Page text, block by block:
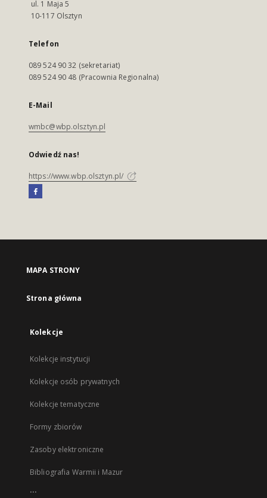
ul. 1 Maja 5
10-117 Olsztyn
Telefon
089 524 90 32 (sekretariat)
089 524 90 48 (Pracownia Regionalna)
E-Mail
wmbc@wbp.olsztyn.pl
Odwiedź nas!
https://www.wbp.olsztyn.pl/
MAPA STRONY
Strona główna
Kolekcje
Kolekcje instytucji
Kolekcje osób prywatnych
Kolekcje tematyczne
Formy zbiorów
Zasoby elektroniczne
Bibliografia Warmii i Mazur
...